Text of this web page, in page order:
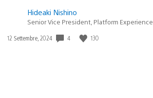
Hideaki Nishino
Senior Vice President, Platform Experience
Data
12 Settembre, 2024 4 130